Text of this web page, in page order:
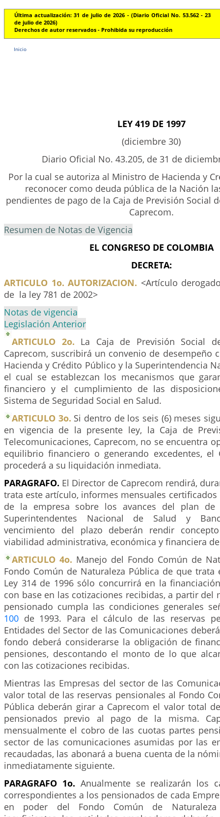
Última actualización: 31 de julio de 2026 - (Diario Oficial No. 53.562 - 23
de julio de 2026)
Derechos de autor reservados - Prohibida su reproducción
Inicio
LEY 419 DE 1997
(diciembre 30)
Diario Oficial No. 43.205, de 31 de
Por la cual se autoriza al Ministro de Hacienda y
reconocer como deuda pública de la Nación
pendientes de pago de la Caja de Previsión Social
Caprecom.
Resumen de Notas de Vigencia
EL CONGRESO DE COLOMBIA
DECRETA:
ARTICULO 1o. AUTORIZACION. <Artículo
de la ley 781 de 2002>
Notas de vigencia
Legislación Anterior
ARTICULO 2o. La Caja de Previsión Social
Caprecom, suscribirá un convenio de desempeño
Hacienda y Crédito Público y la Superintendencia
el cual se establezcan los mecanismos que
financiero y el cumplimiento de las
Sistema de Seguridad Social en Salud.
ARTICULO 3o. Si dentro de los seis (6) meses
en vigencia de la presente ley, la Caja de
Telecomunicaciones, Caprecom, no se encuentra
equilibrio financiero o generando excedentes, el
procederá a su liquidación inmediata.
PARAGRAFO. El Director de Caprecom rendirá,
trata este artículo, informes mensuales
de la empresa sobre los avances del plan de
Superintendentes Nacional de Salud y
vencimiento del plazo deberán rendir
viabilidad administrativa, económica y financiera
ARTICULO 4o. Manejo del Fondo Común de
Fondo Común de Naturaleza Pública de que
Ley 314 de 1996 sólo concurrirá en la
con base en las cotizaciones recibidas, a partir del
pensionado cumpla las condiciones generales
100 de 1993. Para el cálculo de las reservas
Entidades del Sector de las Comunicaciones
fondo deberá considerarse la obligación de
pensiones, descontando el monto de lo que
con las cotizaciones recibidas.
Mientras las Empresas del sector de las
valor total de las reservas pensionales al Fondo
Pública deberán girar a Caprecom el valor total
pensionados previo al pago de la misma.
mensualmente el cobro de las cuotas partes
sector de las comunicaciones asumidas por las
recaudadas, las abonará a buena cuenta de la
inmediatamente siguiente.
PARAGRAFO 1o. Anualmente se realizarán los
correspondientes a los pensionados de cada
en poder del Fondo Común de Naturaleza